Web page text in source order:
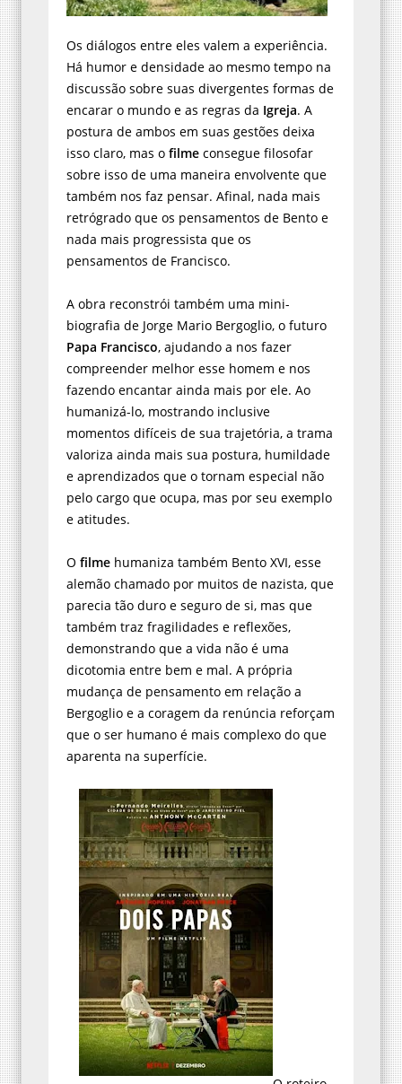
Os diálogos entre eles valem a experiência.
Há humor e densidade ao mesmo tempo na
discussão sobre suas divergentes formas de
encarar o mundo e as regras da Igreja. A
postura de ambos em suas gestões deixa
isso claro, mas o filme consegue filosofar
sobre isso de uma maneira envolvente que
também nos faz pensar. Afinal, nada mais
retrógrado que os pensamentos de Bento e
nada mais progressista que os
pensamentos de Francisco.
A obra reconstrói também uma mini-
biografia de Jorge Mario Bergoglio, o futuro
Papa Francisco, ajudando a nos fazer
compreender melhor esse homem e nos
fazendo encantar ainda mais por ele. Ao
humanizá-lo, mostrando inclusive
momentos difíceis de sua trajetória, a trama
valoriza ainda mais sua postura, humildade
e aprendizados que o tornam especial não
pelo cargo que ocupa, mas por seu exemplo
e atitudes.
O filme humaniza também Bento XVI, esse
alemão chamado por muitos de nazista, que
parecia tão duro e seguro de si, mas que
também traz fragilidades e reflexões,
demonstrando que a vida não é uma
dicotomia entre bem e mal. A própria
mudança de pensamento em relação a
Bergoglio e a coragem da renúncia reforçam
que o ser humano é mais complexo do que
aparenta na superfície.